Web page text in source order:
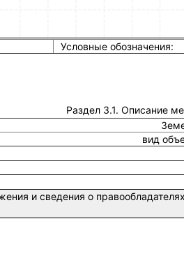
Условные обозначения:
Раздел 3.1. Описание
вид
и сведения о